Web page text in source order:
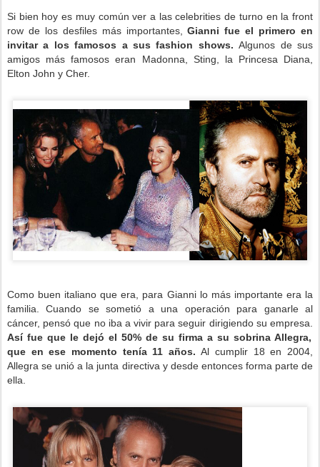
Si bien hoy es muy común ver a las celebrities de turno en la front
row de los desfiles más importantes,Gianni fue el primero en
invitar a los famosos a sus fashion shows.Algunos de sus
amigos más famosos eran Madonna, Sting, la Princesa Diana,
Elton John y Cher.
Como buen italiano que era, para Gianni lo más importante era la
familia. Cuando se sometió a una operación para ganarle al
cáncer, pensó que no iba a vivir para seguir dirigiendo su empresa.
Así fue que le dejó el 50% de su firma a su sobrina Allegra,
que en ese momento tenía 11 años.Al cumplir 18 en 2004,
Allegra se unió a la junta directiva y desde entonces forma parte de
ella.